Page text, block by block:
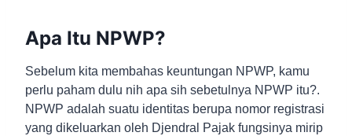
Apa Itu NPWP?
Sebelum kita membahas keuntungan NPWP, kamu
perlu paham dulu nih apa sih sebetulnya NPWP itu?.
NPWP adalah suatu identitas berupa nomor registrasi
yang dikeluarkan oleh Djendral Pajak fungsinya mirip